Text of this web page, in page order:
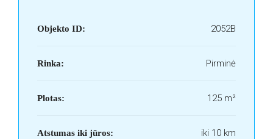
Objekto ID: 2052B
Rinka: Pirminė
Plotas: 125 m²
Atstumas iki jūros: iki 10 km